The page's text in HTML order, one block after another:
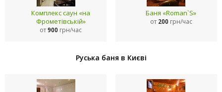
Комплекс саун «на
Фрометівській»
от900 грн/час
Баня «Roman`S»
от 200 грн/час
Руська баня в Києві